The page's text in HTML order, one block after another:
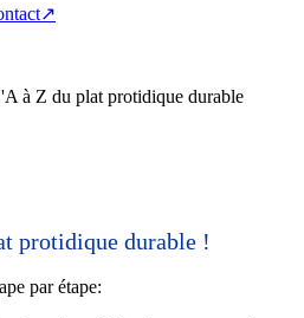
à Z du plat protidique durable
protidique durable !
par étape: